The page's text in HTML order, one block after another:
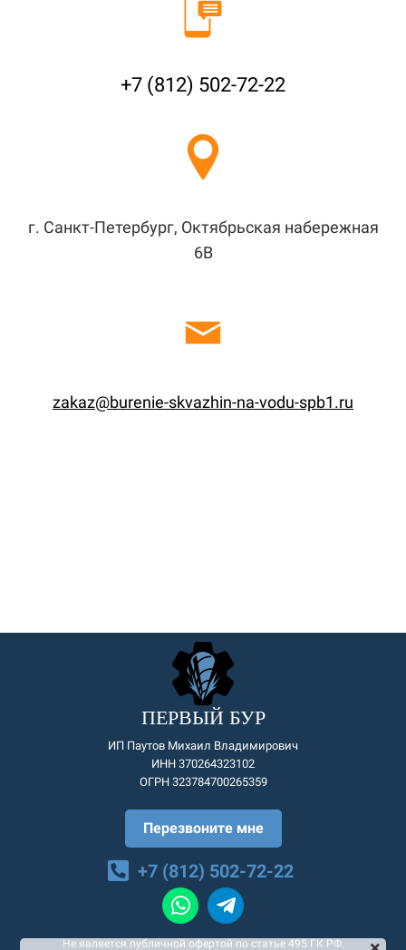
+7 (812) 502-72-22
г. Санкт-Петербург, Октябрьская набережная
6В
zakaz@burenie-skvazhin-na-vodu-spb1.ru
ПЕРВЫЙ БУР
ИП Паутов Михаил Владимирович
ИНН 370264323102
ОГРН 323784700265359
Перезвоните мне
+7 (812) 502-72-22
Не является публичной офертой по статье 495 ГК РФ.